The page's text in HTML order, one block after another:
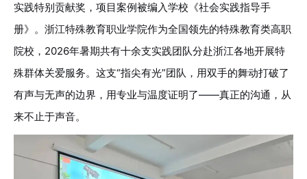
实践特别贡献奖，项目案例被编入学校《社会实践指导手
册》。浙江特殊教育职业学院作为全国领先的特殊教育类高职
院校，2026年暑期共有十余支实践团队分赴浙江各地开展特
殊群体关爱服务。这支“指尖有光”团队，用双手的舞动打破了
有声与无声的边界，用专业与温度证明了——真正的沟通，从
来不止于声音。